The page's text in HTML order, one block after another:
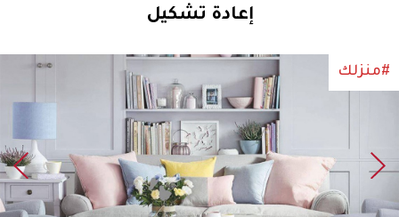
إعادة تشكيل
#منزلك